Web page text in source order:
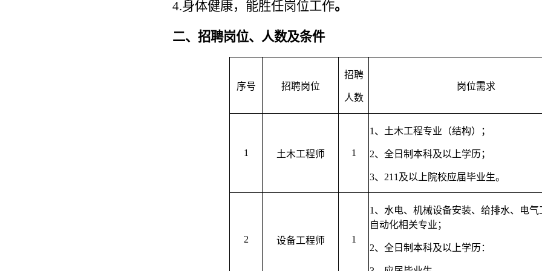
4.身体健康，能胜任岗位工作。
二、招聘岗位、人数及条件
序号 招聘岗位
招聘
人数
岗位需求
1 土木工程师 1
1、 土木工程专业（结构） ；
2、 全日制本科及以上学历；
3、 211及以上院校应届毕业生。
2 设备工程师 1
1、 水电、机械设备安装、 给排水、电气
自动化相关专业 ；
2、 全日制本科及以上学历：